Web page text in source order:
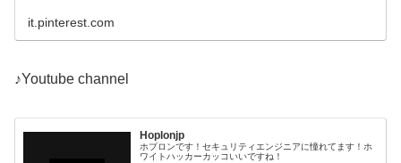
it.pinterest.com
♪Youtube channel
Hoplonjp
ホプロンです！セキュリティエンジニアに憧れてます！ホ
ワイトハッカーカッコいいですね！